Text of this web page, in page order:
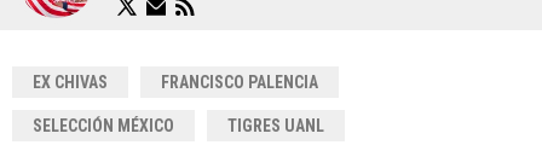
EX CHIVAS FRANCISCO PALENCIA
SELECCIÓN MÉXICO TIGRES UANL